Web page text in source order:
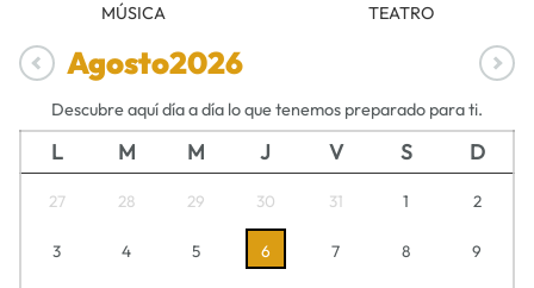
MÚSICA TEATRO
Agosto2026
Descubre aquí día a día lo que tenemos preparado para ti.
L M M J V S D
27 28 29 30 31 1 2
3 4 5 6 7 8 9